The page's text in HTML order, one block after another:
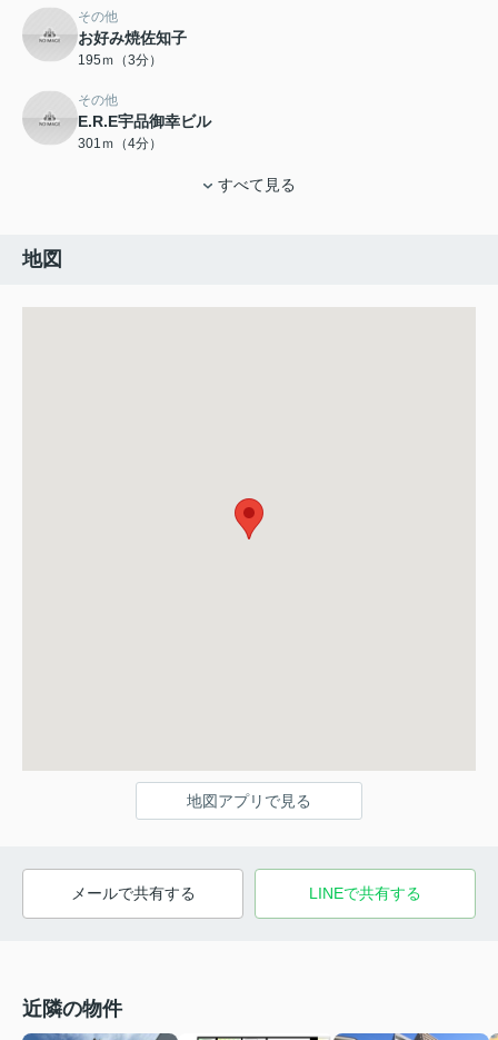
その他
お好み焼佐知子
195ｍ（3分）
その他
E.R.E宇品御幸ビル
301ｍ（4分）
すべて見る
地図
地図アプリで見る
メールで共有する LINEで共有する
近隣の物件